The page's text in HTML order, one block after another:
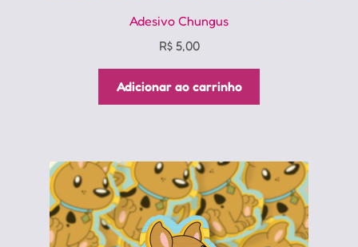
Adesivo Chungus
R$5,00
Adicionar ao carrinho